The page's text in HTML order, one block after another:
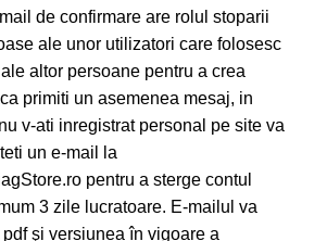
de confirmare are rolul stoparii
ale unor utilizatori care folosesc
altor persoane pentru a crea
primiti un asemenea mesaj, in
v-ati inregistrat personal pe site va
un e-mail la
pentru a sterge contul
3 zile lucratoare. E-mailul va
şi versiunea în vigoare a